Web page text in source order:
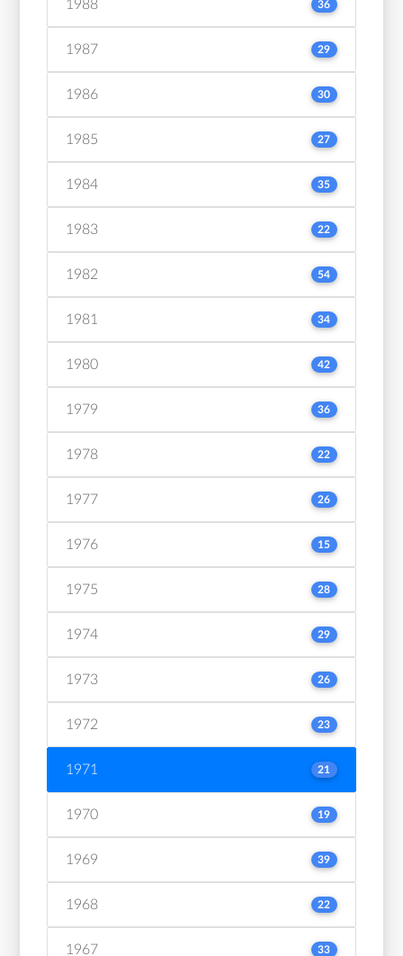
1988 36
1987 29
1986 30
1985 27
1984 35
1983 22
1982 54
1981 34
1980 42
1979 36
1978 22
1977 26
1976 15
1975 28
1974 29
1973 26
1972 23
1971 21
1970 19
1969 39
1968 22
1967 33